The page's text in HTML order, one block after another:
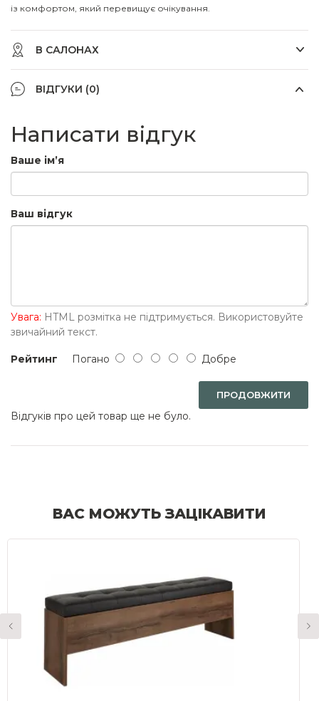
із комфортом, який перевищує очікування.
В САЛОНАХ
ВІДГУКИ (0)
Написати відгук
Ваше ім’я
Ваш відгук
Увага: HTML розмітка не підтримується. Використовуйте
звичайний текст.
Рейтинг Погано Добре
ПРОДОВЖИТИ
Відгуків про цей товар ще не було.
ВАС МОЖУТЬ ЗАЦІКАВИТИ